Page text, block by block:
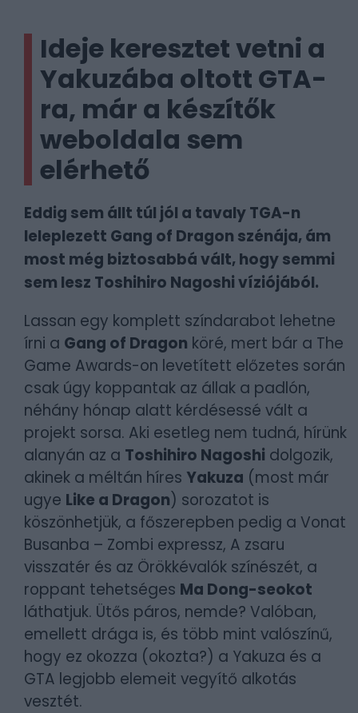
Ideje keresztet vetni a
Yakuzába oltott GTA-
ra, már a készítők
weboldala sem
elérhető
Eddig sem állt túl jól a tavaly TGA-n
leleplezett Gang of Dragon szénája, ám
most még biztosabbá vált, hogy semmi
sem lesz Toshihiro Nagoshi víziójából.
Lassan egy komplett színdarabot lehetne
írni a Gang of Dragon köré, mert bár a The
Game Awards-on levetített előzetes során
csak úgy koppantak az állak a padlón,
néhány hónap alatt kérdésessé vált a
projekt sorsa. Aki esetleg nem tudná, hírünk
alanyán az a Toshihiro Nagoshi dolgozik,
akinek a méltán híres Yakuza (most már
ugye Like a Dragon) sorozatot is
köszönhetjük, a főszerepben pedig a Vonat
Busanba – Zombi expressz, A zsaru
visszatér és az Örökkévalók színészét, a
roppant tehetséges Ma Dong-seokot
láthatjuk. Ütős páros, nemde? Valóban,
emellett drága is, és több mint valószínű,
hogy ez okozza (okozta?) a Yakuza és a
GTA legjobb elemeit vegyítő alkotás
vesztét.